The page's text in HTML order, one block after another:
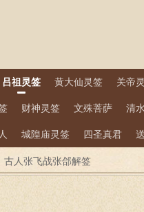
吕祖灵签 黄大仙灵签 关帝
财神灵签 文殊菩萨 清
城隍庙灵签 四圣真君
古人张飞战张郃解签